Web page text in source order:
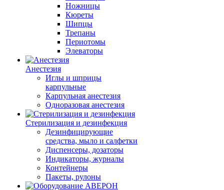
Ножницы
Кюреты
Шипцы
Трепаны
Периотомы
Элеваторы
Анестезия
Иглы и шприцы
карпульные
Карпульная анестезия
Одноразовая анестезия
Стерилизация и дезинфекция
Дезинфицирующие
средства, мыло и салфетки
Диспенсеры, дозаторы
Индикаторы, журналы
Контейнеры
Пакеты, рулоны